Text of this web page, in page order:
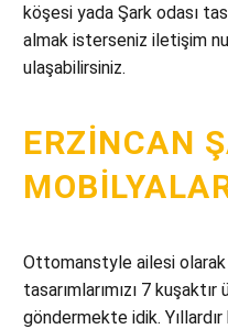
köşesi yada Şark odası
almak isterseniz iletişim
ulaşabilirsiniz.
ERZINCAN
Ottomanstyle ailesi olarak
tasarımlarımızı 7
göndermekte idik.